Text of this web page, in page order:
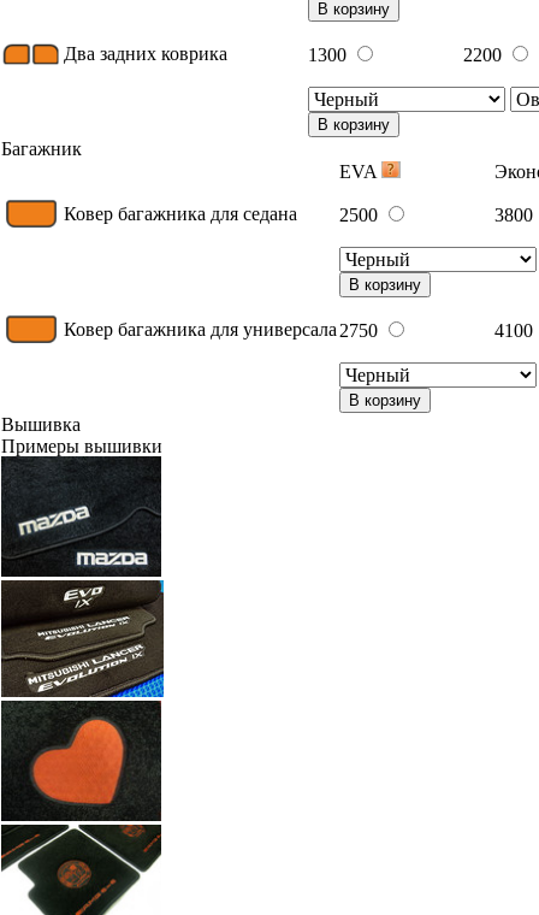
В корзину
Два задних коврика 1300 2200
В корзину
Багажник
EVA
Ковер багажника для седана 2500 3800
В корзину
Ковер багажника для универсала 2750 4100
В корзину
Вышивка
Примеры вышивки